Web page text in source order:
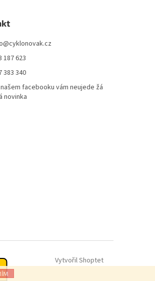
@cyklonovak.cz
187 623
383 340
našem facebooku vám neujede žá
novinka
Vytvořil Shoptet